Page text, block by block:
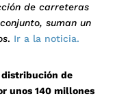
de carreteras
suman un
. Ir a la noticia.
distribución de
unos 140 millones